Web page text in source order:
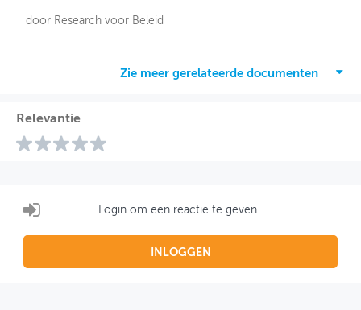
door Research voor Beleid
Zie meer gerelateerde documenten
Relevantie
Login om een reactie te geven
INLOGGEN